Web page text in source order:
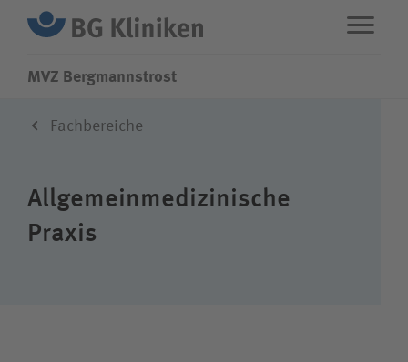
Fachbereiche
MVZ Bergmannstrost
Fachbereiche
Allgemeinmedizinische
Praxis